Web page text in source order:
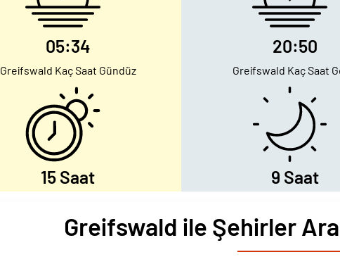
05:34 20:50
Greifswald Kaç Saat Gündüz
15 Saat
Greifswald Kaç Saat
9 Saat
Greifswald ile Şehirler